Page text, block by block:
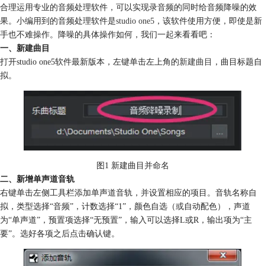
合理运用专业的音频处理软件，可以实现录音频的同时给音频降噪的效
果。小编用到的音频处理软件是studio one5 ，该软件使用方便，即使是新
手也不难操作。降噪的具体操作如何，我们一起来看看吧：
一、新建曲目
打开studio one5软件最新版本，左键单击左上角的新建曲目 ，曲目标题自
拟。
图1 新建曲目并命名
二、新增单声道音轨
右键单击左侧工具栏添加单声道音轨，并设置相应的项目。音轨名称自
拟，类型选择“音频”，计数选择“1”，颜色自选（或自动配色），声道
为“单声道”，预置项选择“无预置”，输入可以选择L或R，输出项为“主
要”。选好各项之后点击确认键。